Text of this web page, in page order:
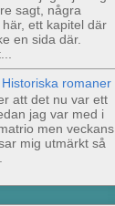
sagt, några
ett kapitel där
en sida där.
romaner
att det nu var ett
jag var med i
men veckans
mig utmärkt så